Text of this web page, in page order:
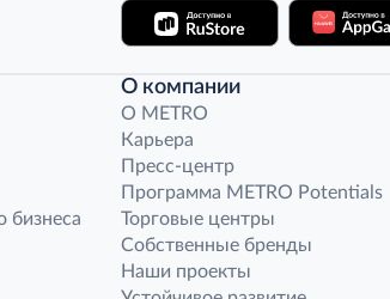
бизнеса
О компании
O METRO
Карьера
Пресс-центр
Программа METRO Potentials
Торговые центры
Собственные бренды
Наши проекты